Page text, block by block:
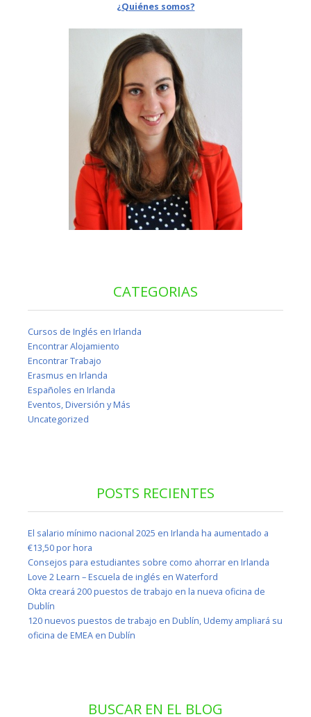
¿Quiénes somos?
CATEGORIAS
Cursos de Inglés en Irlanda
Encontrar Alojamiento
Encontrar Trabajo
Erasmus en Irlanda
Españoles en Irlanda
Eventos, Diversión y Más
Uncategorized
POSTS RECIENTES
El salario mínimo nacional 2025 en Irlanda ha aumentado a
€13,50 por hora
Consejos para estudiantes sobre como ahorrar en Irlanda
Love 2 Learn – Escuela de inglés en Waterford
Okta creará 200 puestos de trabajo en la nueva oficina de
Dublín
120 nuevos puestos de trabajo en Dublín, Udemy ampliará su
oficina de EMEA en Dublín
BUSCAR EN EL BLOG